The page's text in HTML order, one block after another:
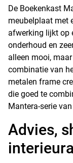
De Boekenkast
meubelplaat met
afwerking lijkt op
onderhoud en
alleen mooi,
combinatie van
metalen frame
die goed te
Mantera-serie van
Advies,